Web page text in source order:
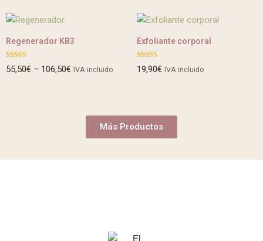
Regenerador KB3
Valorado
con
55,50€ – 106,50€ IVA incluido
Exfoliante corporal
Valorado
con
19,90€ IVA incluido
Más Productos